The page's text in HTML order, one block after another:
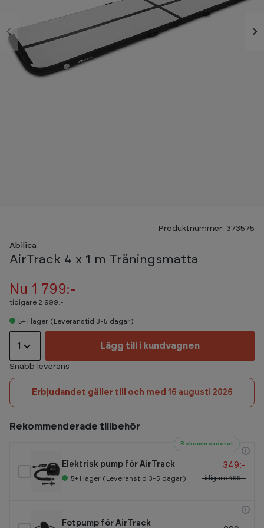
Produktnummer: 373575
Abilica
AirTrack 4 x 1 m Träningsmatta
Nu 1 799:-
tidigare2 999:-
5+ I lager (Leveranstid 3-5 dagar)
1 Lägg till i kundvagnen
Erbjudandet gäller till och med 16 augusti 2026
Snabb leverans
Rekommenderade tillbehör
Rekommenderat
Elektrisk pump för AirTrack
5+ I lager (Leveranstid 3-5 dagar)
349:-
tidigare499:-
Fotpump för AirTrack